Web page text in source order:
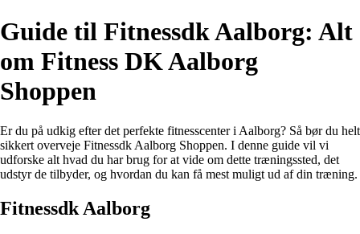
Guide til Fitnessdk Aalborg: Alt
om Fitness DK Aalborg
Shoppen
Er du på udkig efter det perfekte fitnesscenter i Aalborg? Så bør du helt
sikkert overveje Fitnessdk Aalborg Shoppen. I denne guide vil vi
udforske alt hvad du har brug for at vide om dette træningssted, det
udstyr de tilbyder, og hvordan du kan få mest muligt ud af din træning.
Fitnessdk Aalborg